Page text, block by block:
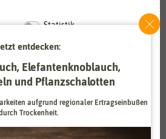
und Baumanstriche mit
sind für die Baumpflege
Statistik
Marketing
Funktional
akzeptieren
entdecken:
Elefantenknoblauch,
und Pflanzschalotten
aufgrund regionaler Ertragseinbußen
Trockenheit.